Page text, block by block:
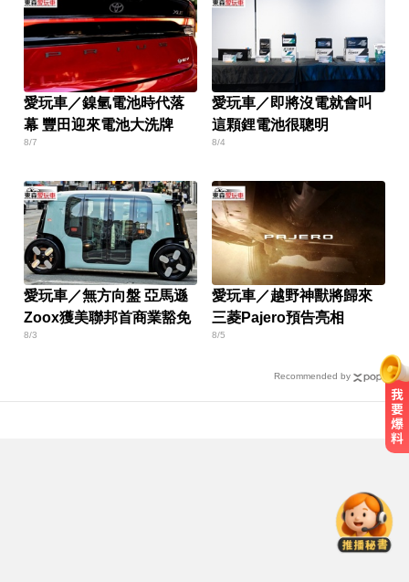
愛玩車／鎳氫電池時代落
幕 豐田迎來電池大洗牌
8/7
愛玩車／即將沒電就會叫
這顆鋰電池很聰明
8/4
愛玩車／無方向盤 亞馬遜
Zoox獲美聯邦首商業豁免
8/3
愛玩車／越野神獸將歸來
三菱Pajero預告亮相
8/5
Recommended by